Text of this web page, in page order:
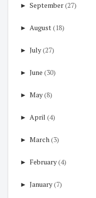
► September(27)
► August(18)
► July(27)
► June (30)
► May(8)
► April (4)
► March(3)
► February(4)
► January(7)